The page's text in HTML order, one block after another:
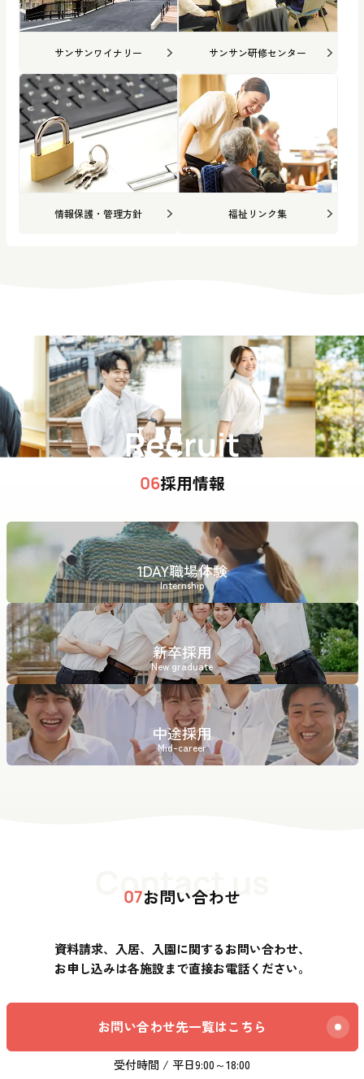
サンサンワイナリー サンサン研修センター
情報保護・管理方針 福祉リンク集
Recruit
06採用情報
1DAY職場体験
Internship
新卒採用
New graduate
中途採用
Mid-career
Contact us
07お問い合わせ
資料請求、入居、入園に関するお問い合わせ、
お申し込みは各施設まで直接お電話ください。
お問い合わせ先一覧はこちら
受付時間 / 平日9:00～18:00